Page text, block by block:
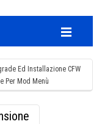
Ed Installazione CFW
Per Mod Menù